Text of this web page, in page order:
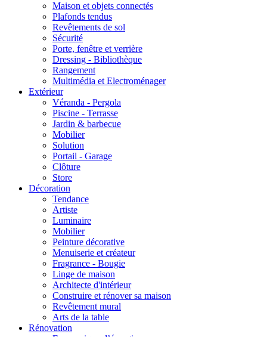
Maison et objets connectés
Plafonds tendus
Revêtements de sol
Sécurité
Porte, fenêtre et verrière
Dressing - Bibliothèque
Rangement
Multimédia et Electroménager
Extérieur
Véranda - Pergola
Piscine - Terrasse
Jardin & barbecue
Mobilier
Solution
Portail - Garage
Clôture
Store
Décoration
Tendance
Artiste
Luminaire
Mobilier
Peinture décorative
Menuiserie et créateur
Fragrance - Bougie
Linge de maison
Architecte d'intérieur
Construire et rénover sa maison
Revêtement mural
Arts de la table
Rénovation